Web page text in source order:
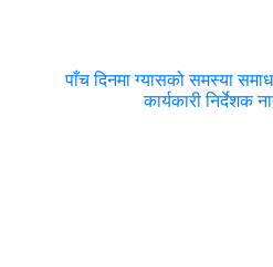
पाँच दिनमा ग्यासको समस्या
कार्यकारी निर्देशक